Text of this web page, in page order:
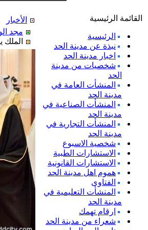
القائمة الرئيسية
الرئيسية
نبذة عن مدينة الحد
اخبار مدينة الحد
شخصيات من مدينة
الحد
المنشأت العامة في
مدينة الحد
المنشأت الصناعية في
مدينة الحد
المنشأت التجارية في
مدينة الحد
شخصية الاسبوع
الاستشارات الطبية
الاستشارات القانونية
هموم اهل مدينة الحد
الفتاوى
المنشأت التعليمية في
مدينة الحد
ارقام تهمك
شعراء من مدينة الحد
الأخبار
مجد